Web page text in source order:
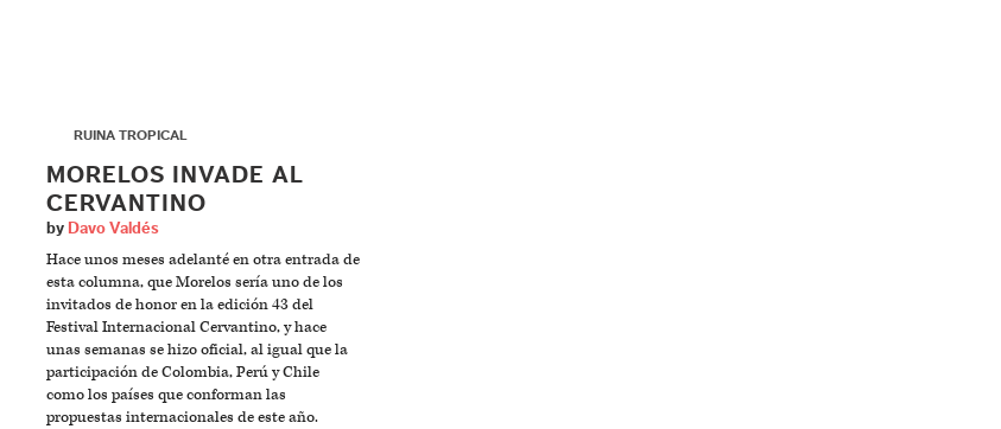
RUINA TROPICAL
MORELOS INVADE AL
CERVANTINO
by Davo Valdés
Hace unos meses adelanté en otra entrada de
esta columna, que Morelos sería uno de los
invitados de honor en la edición 43 del
Festival Internacional Cervantino, y hace
unas semanas se hizo oficial, al igual que la
participación de Colombia, Perú y Chile
como los países que conforman las
propuestas internacionales de este año.